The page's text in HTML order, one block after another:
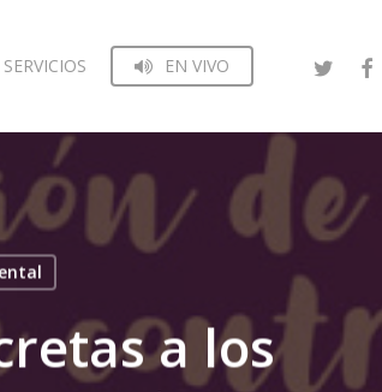
SERVICIOS EN VIVO
a los